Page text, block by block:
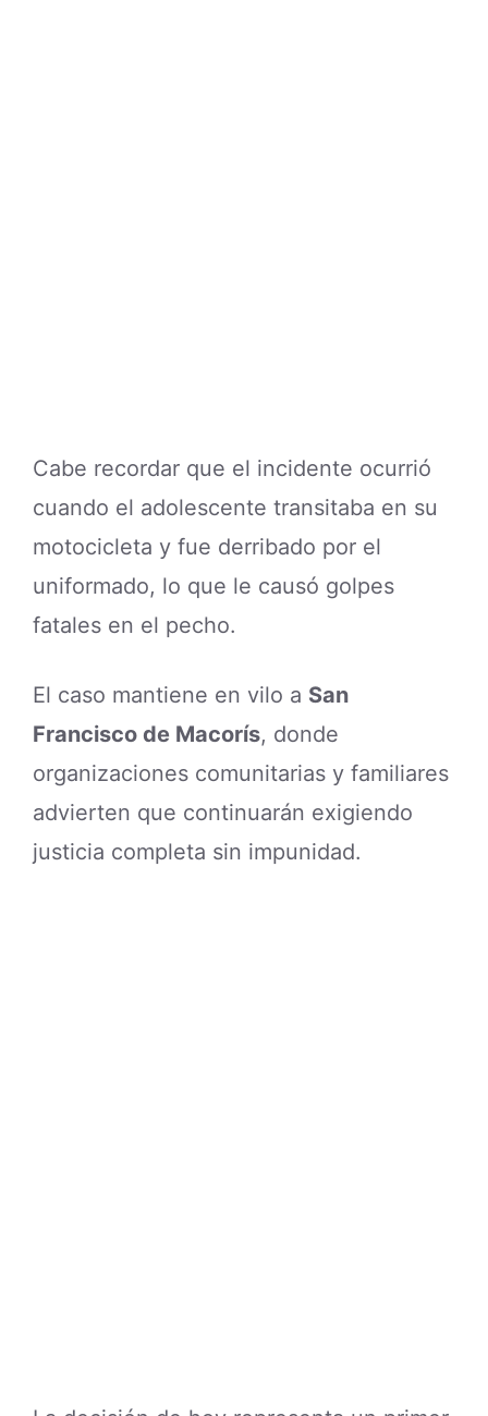
Cabe recordar que el incidente ocurrió
cuando el adolescente transitaba en su
motocicleta y fue derribado por el
uniformado, lo que le causó golpes
fatales en el pecho.
El caso mantiene en vilo a San
Francisco de Macorís, donde
organizaciones comunitarias y familiares
advierten que continuarán exigiendo
justicia completa sin impunidad.